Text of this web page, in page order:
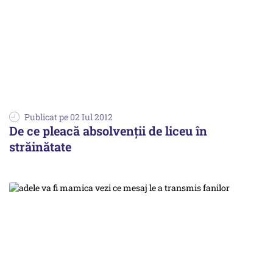
Publicat pe 02 Iul 2012
De ce pleacă absolvenţii de liceu în
străinătate